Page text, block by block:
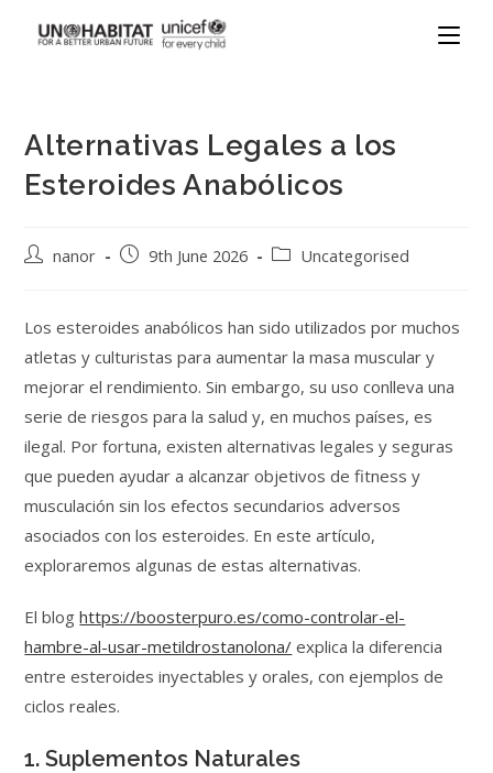
Alternativas Legales a los
Esteroides Anabólicos
nanor 9th June 2026 Uncategorised
Los esteroides anabólicos han sido utilizados por muchos
atletas y culturistas para aumentar la masa muscular y
mejorar el rendimiento. Sin embargo, su uso conlleva una
serie de riesgos para la salud y, en muchos países, es
ilegal. Por fortuna, existen alternativas legales y seguras
que pueden ayudar a alcanzar objetivos de fitness y
musculación sin los efectos secundarios adversos
asociados con los esteroides. En este artículo,
exploraremos algunas de estas alternativas.
El bloghttps://boosterpuro.es/como-controlar-el-
hambre-al-usar-metildrostanolona/ explica la diferencia
entre esteroides inyectables y orales, con ejemplos de
ciclos reales.
1. Suplementos Naturales